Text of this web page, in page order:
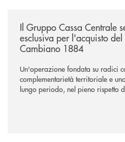
Il Gruppo Cassa Centrale
esclusiva per l'acquisto
Cambiano 1884
Un'operazione fondata su radici
complementarietà territoriale e
lungo periodo, nel pieno rispetto
negoziazione esclusiva per la